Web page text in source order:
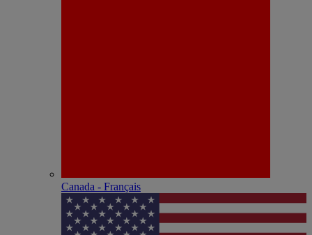
Canada - Français